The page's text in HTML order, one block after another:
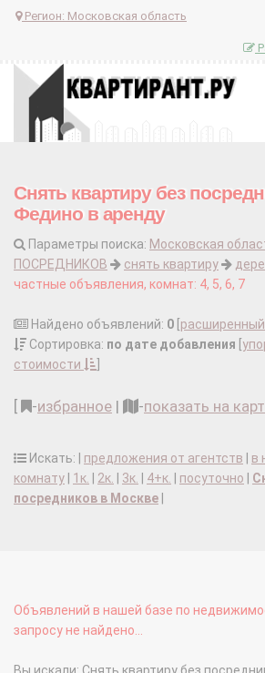
Регион: Московская область
Снять квартиру без
Федино в аренду
Параметры поиска: Московская
ПОСРЕДНИКОВ
снять квартиру
частные объявления, комнат: 4, 5, 6, 7
Найдено объявлений: 0
Сортировка: по дате добавления
стоимости
-избранное | -показать на
Искать: | предложения от агентств в
комнату
1к. 2к. 3к. 4+к. посуточно
посредников в Москве
Объявлений в нашей базе по
запросу не найдено...